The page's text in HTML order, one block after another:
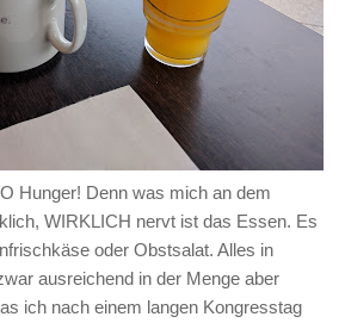
Hunger! Denn was mich an dem
WIRKLICH nervt ist das Essen. Es
oder Obstsalat. Alles in
ausreichend in der Menge aber
ich nach einem langen Kongresstag